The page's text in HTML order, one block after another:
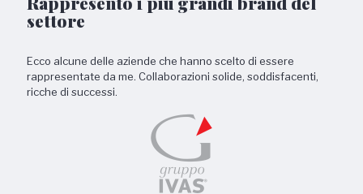
Rappresento i più grandi brand del
Ecco alcune delle aziende che hanno scelto di essere
rappresentate da me. Collaborazioni solide, soddisfacenti,